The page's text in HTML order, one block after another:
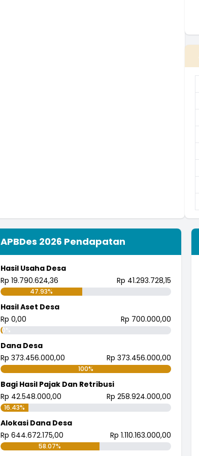
APBDes 2026 Pendapatan
Hasil Usaha Desa
Rp 19.790.624,36
Rp 41.293.728,15
47.93%
Hasil Aset Desa
Rp 0,00
Rp 700.000,00
0%
Dana Desa
Rp 373.456.000,00
Rp 373.456.000,00
100%
Bagi Hasil Pajak Dan Retribusi
Rp 42.548.000,00
Rp 258.924.000,00
16.43%
Alokasi Dana Desa
Rp 644.672.175,00
Rp 1.110.163.000,00
58.07%